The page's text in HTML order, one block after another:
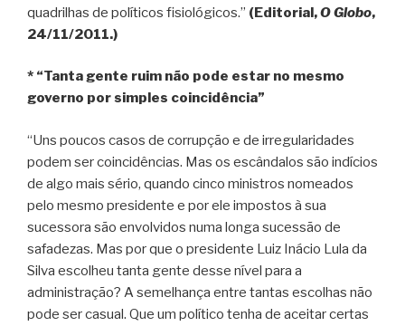
quadrilhas de políticos fisiológicos.” (Editorial,O Globo,
24/11/2011.)
* “Tanta gente ruim não pode estar no mesmo
governo por simples coincidência”
“Uns poucos casos de corrupção e de irregularidades
podem ser coincidências. Mas os escândalos são indícios
de algo mais sério, quando cinco ministros nomeados
pelo mesmo presidente e por ele impostos à sua
sucessora são envolvidos numa longa sucessão de
safadezas. Mas por que o presidente Luiz Inácio Lula da
Silva escolheu tanta gente desse nível para a
administração? A semelhança entre tantas escolhas não
pode ser casual. Que um político tenha de aceitar certas